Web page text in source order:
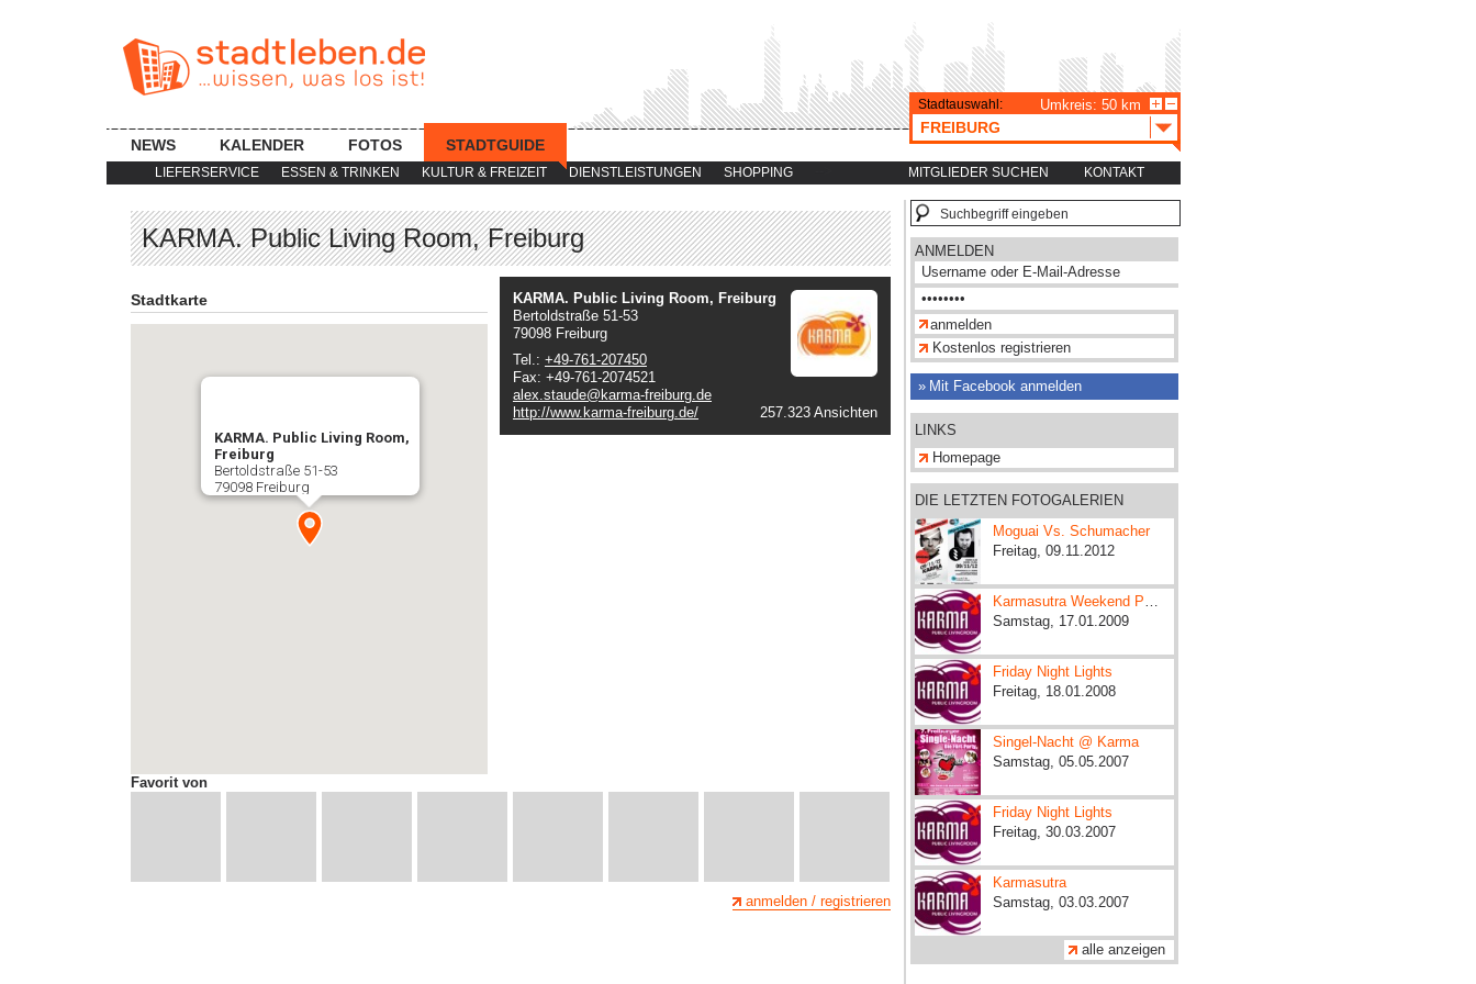
LIEFERSERVICE ESSEN & TRINKEN KULTUR & FREIZEIT DIENSTLEISTUNGEN SHOPPING MITGLIEDER SUCHEN KONTAKT
NEWS KALENDER FOTOS STADTGUIDE
Stadtauswahl: Umkreis: 50 km
FREIBURG
KARMA. Public Living Room, Freiburg
Stadtkarte
KARMA. Public Living Room,
Freiburg
Bertoldstraße 51-53
79098 Freiburg
KARMA. Public Living Room, Freiburg
Bertoldstraße 51-53
79098 Freiburg
Tel.: +49-761-207450
Fax: +49-761-2074521
alex.staude@karma-freiburg.de
257.323 Ansichten
http://www.karma-freiburg.de/
Favorit von
anmelden / registrieren
ANMELDEN
Kostenlos registrieren
Mit Facebook anmelden
LINKS
Homepage
DIE LETZTEN FOTOGALERIEN
Moguai Vs. Schumacher
Freitag, 09.11.2012
Karmasutra Weekend Party
Samstag, 17.01.2009
Friday Night Lights
Freitag, 18.01.2008
Singel-Nacht @ Karma
Samstag, 05.05.2007
Friday Night Lights
Freitag, 30.03.2007
Karmasutra
Samstag, 03.03.2007
alle anzeigen